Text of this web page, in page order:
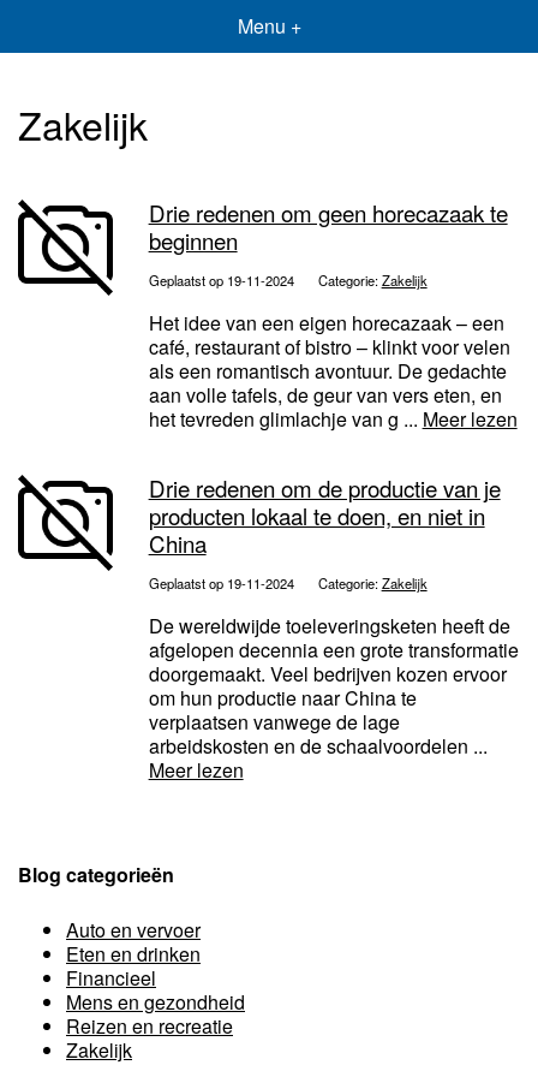
Menu +
Zakelijk
Drie redenen om geen horecazaak te
beginnen
Geplaatst op 19-11-2024 Categorie:Zakelijk
Het idee van een eigen horecazaak – een
café, restaurant of bistro – klinkt voor velen
als een romantisch avontuur. De gedachte
aan volle tafels, de geur van vers eten, en
het tevreden glimlachje van g ... Meer lezen
Drie redenen om de productie van je
producten lokaal te doen, en niet in
China
Geplaatst op 19-11-2024 Categorie:Zakelijk
De wereldwijde toeleveringsketen heeft de
afgelopen decennia een grote transformatie
doorgemaakt. Veel bedrijven kozen ervoor
om hun productie naar China te
verplaatsen vanwege de lage
arbeidskosten en de schaalvoordelen ...
Meer lezen
Blog categorieën
Auto en vervoer
Eten en drinken
Financieel
Mens en gezondheid
Reizen en recreatie
Zakelijk